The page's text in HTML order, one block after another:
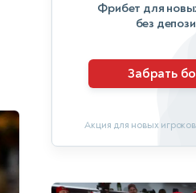
Фрибет для
без
Забрать
Акция для новых